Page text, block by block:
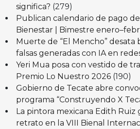
significa? (279)
Publican calendario de pago
Bienestar | Bimestre
Muerte de “El Mencho” desata
falsas generadas con IA en
Yeri Mua posa con vestido de
Premio Lo Nuestro 2026 (190)
Gobierno de Tecate abre
programa “Construyendo X
La pintora mexicana Edith Ruiz
retrato en la VIII Bienal